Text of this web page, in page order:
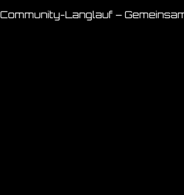
Community-Langlauf –